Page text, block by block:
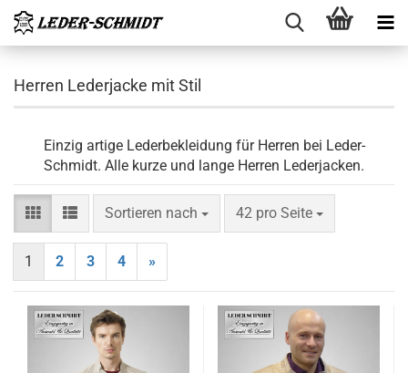
Herren Lederjacke mit Stil
Einzig artige Lederbekleidung für Herren bei Leder-
Schmidt. Alle kurze und lange Herren Lederjacken.
Sortieren nach
Sortieren nach 42 pro Seite
pro Seite
1 2 3 4 »